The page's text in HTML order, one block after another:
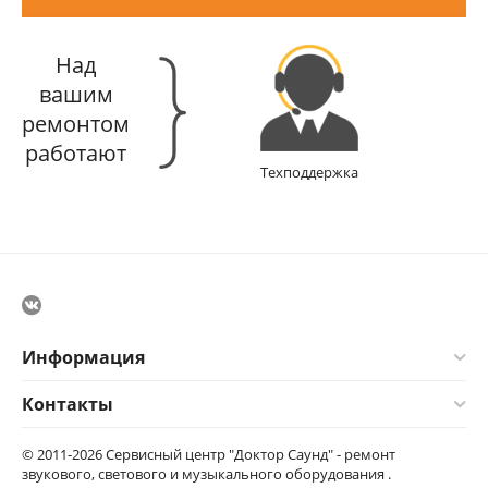
Над
вашим
ремонтом
работают
Техподдержка
Информация
Контакты
© 2011-2026 Сервисный центр "Доктор Саунд" - ремонт
звукового, светового и музыкального оборудования .